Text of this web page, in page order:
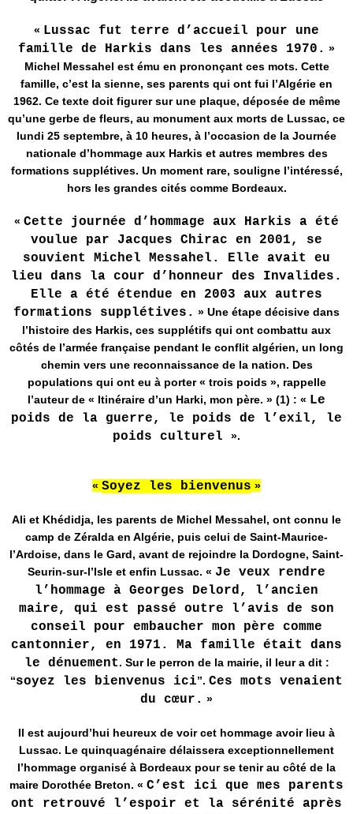
« Lussac fut terre d’accueil pour une
famille de Harkis dans les années 1970. »
Michel Messahel est ému en prononçant ces mots. Cette
famille, c’est la sienne, ses parents qui ont fui l’Algérie en
1962. Ce texte doit figurer sur une plaque, déposée de même
qu’une gerbe de fleurs, au monument aux morts de Lussac, ce
lundi 25 septembre, à 10 heures, à l’occasion de la Journée
nationale d’hommage aux Harkis et autres membres des
formations supplétives. Un moment rare, souligne l’intéressé,
hors les grandes cités comme Bordeaux.
« Cette journée d’hommage aux Harkis a été
voulue par Jacques Chirac en 2001, se
souvient Michel Messahel. Elle avait eu
lieu dans la cour d’honneur des Invalides.
Elle a été étendue en 2003 aux autres
formations supplétives. » Une étape décisive dans
l’histoire des Harkis, ces supplétifs qui ont combattu aux
côtés de l’armée française pendant le conflit algérien, un long
chemin vers une reconnaissance de la nation. Des
populations qui ont eu à porter « trois poids », rappelle
l’auteur de « Itinéraire d’un Harki, mon père. » (1) : « Le
poids de la guerre, le poids de l’exil, le
poids culturel ».
« Soyez les bienvenus »
Ali et Khédidja, les parents de Michel Messahel, ont connu le
camp de Zéralda en Algérie, puis celui de Saint-Maurice-
l’Ardoise, dans le Gard, avant de rejoindre la Dordogne, Saint-
Seurin-sur-l’Isle et enfin Lussac. « Je veux rendre
l’hommage à Georges Delord, l’ancien
maire, qui est passé outre l’avis de son
conseil pour embaucher mon père comme
cantonnier, en 1971. Ma famille était dans
le dénuement. Sur le perron de la mairie, il leur a dit :
‘‘soyez les bienvenus ici’’. Ces mots venaient
du cœur. »
Il est aujourd’hui heureux de voir cet hommage avoir lieu à
Lussac. Le quinquagénaire délaissera exceptionnellement
l’hommage organisé à Bordeaux pour se tenir au côté de la
maire Dorothée Breton. « C’est ici que mes parents
ont retrouvé l’espoir et la sérénité après